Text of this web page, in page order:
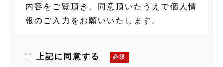
内容をご覧頂き、同意頂いたうえで個人情
報のご入力をお願いいたします。
ClipLine株式会社 個人情報保護管理者
上記に同意する